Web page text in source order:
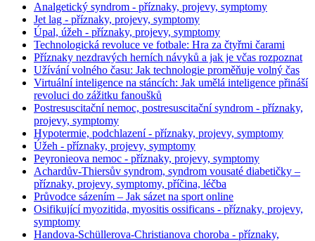
Analgetický syndrom - příznaky, projevy, symptomy
Jet lag - příznaky, projevy, symptomy
Úpal, úžeh - příznaky, projevy, symptomy
Technologická revoluce ve fotbale: Hra za čtyřmi čarami
Příznaky nezdravých herních návyků a jak je včas rozpoznat
Užívání volného času: Jak technologie proměňuje volný čas
Virtuální inteligence na stáncích: Jak umělá inteligence přináší
revoluci do zážitku fanoušků
Postresuscitační nemoc, postresuscitační syndrom - příznaky,
projevy, symptomy
Hypotermie, podchlazení - příznaky, projevy, symptomy
Úžeh - příznaky, projevy, symptomy
Peyronieova nemoc - příznaky, projevy, symptomy
Achardův-Thiersův syndrom, syndrom vousaté diabetičky –
příznaky, projevy, symptomy, příčina, léčba
Průvodce sázením – Jak sázet na sport online
Osifikující myozitida, myositis ossificans - příznaky, projevy,
symptomy
Handova-Schüllerova-Christianova choroba - příznaky,